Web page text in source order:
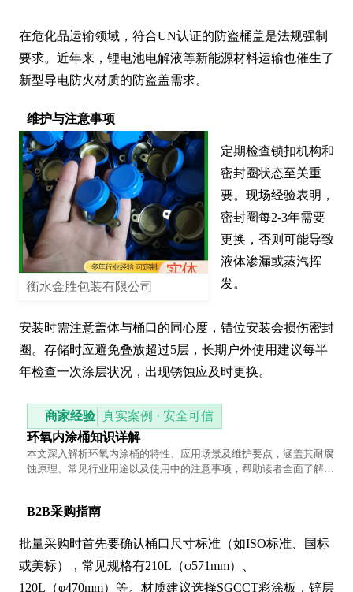
在危化品运输领域，符合UN认证的防盗桶盖是法规强制
要求。近年来，锂电池电解液等新能源材料运输也催生了
新型导电防火材质的防盗盖需求。
维护与注意事项
衡水金胜包装有限公司
定期检查锁扣机构和
密封圈状态至关重
要。现场经验表明，
密封圈每2-3年需要
更换，否则可能导致
液体渗漏或蒸汽挥
发。
安装时需注意盖体与桶口的同心度，错位安装会损伤密封
圈。存储时应避免叠放超过5层，长期户外使用建议每半
年检查一次涂层状况，出现锈蚀应及时更换。
商家经验 真实案例 · 安全可信
环氧内涂桶知识详解
本文深入解析环氧内涂桶的特性、应用场景及维护要点，涵盖其耐腐
蚀原理、常见行业用途以及使用中的注意事项，帮助读者全面了解这
B2B采购指南
批量采购时首先要确认桶口尺寸标准（如ISO标准、国标
或美标），常见规格有210L（φ571mm）、
120L（φ470mm）等。材质建议选择SGCCT彩涂板，锌层